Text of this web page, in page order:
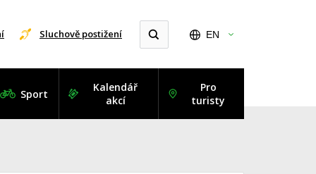
Sluchově postižení EN
Sport
Kalendář
akcí
Pro
turisty